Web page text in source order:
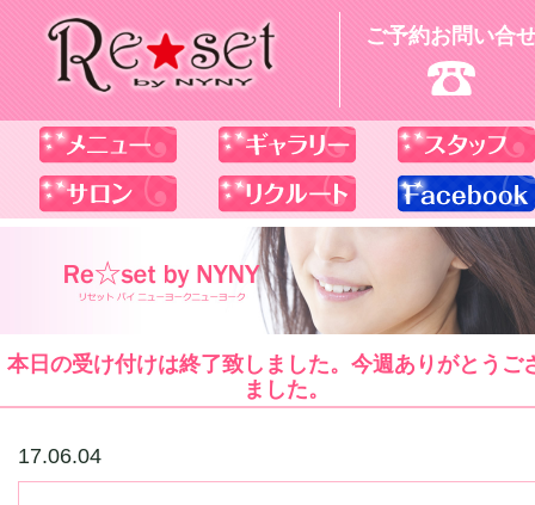
ご予約お問い合
本日の受け付けは終了致しました。今週ありがとうご
ました。
17.06.04